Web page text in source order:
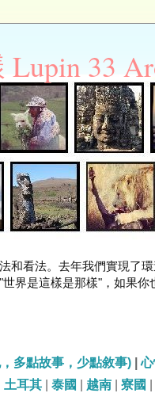
33
和看法。去年我們實現了
界是這樣是那樣"，如果
多點故事，少點敘事) |
土耳其 泰國 越南 寮國